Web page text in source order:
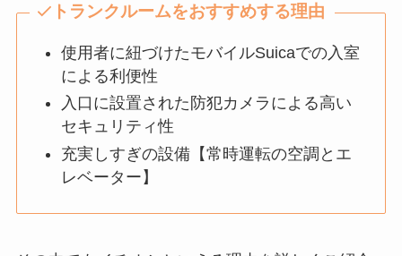
トランクルームをおすすめする理由
使用者に紐づけたモバイルSuicaでの入室
による利便性
入口に設置された防犯カメラによる高い
セキュリティ性
充実しすぎの設備【常時運転の空調とエ
レベーター】